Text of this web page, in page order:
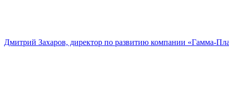
Дмитрий Захаров, директор по развитию компании «Гамма-